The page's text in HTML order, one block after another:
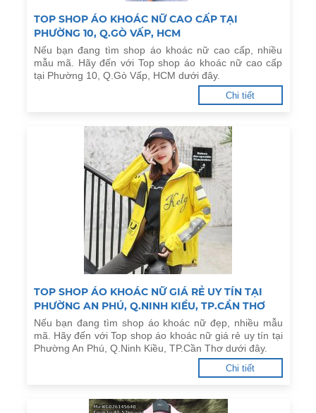
TOP SHOP ÁO KHOÁC NỮ CAO CẤP TẠI
PHƯỜNG 10, Q.GÒ VẤP, HCM
Nếu bạn đang tìm shop áo khoác nữ cao cấp, nhiều
mẫu mã. Hãy đến với Top shop áo khoác nữ cao cấp
tại Phường 10, Q.Gò Vấp, HCM dưới đây.
Chi tiết
TOP SHOP ÁO KHOÁC NỮ GIÁ RẺ UY TÍN TẠI
PHƯỜNG AN PHÚ, Q.NINH KIỀU, TP.CẦN THƠ
Nếu bạn đang tìm shop áo khoác nữ đẹp, nhiều mẫu
mã. Hãy đến với Top shop áo khoác nữ giá rẻ uy tín tại
Phường An Phú, Q.Ninh Kiều, TP.Cần Thơ dưới đây.
Chi tiết